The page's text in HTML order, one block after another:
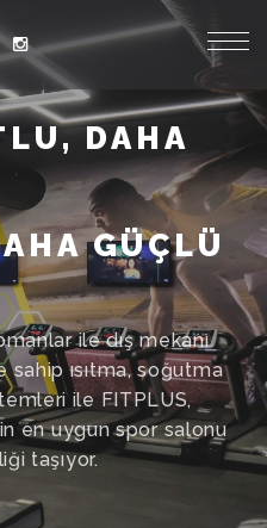
DAHA
GÜÇLÜ
ile dış mekanı
ısıtma, soğutma
ile FITPLUS,
en uygun spor salonu
taşıyor.